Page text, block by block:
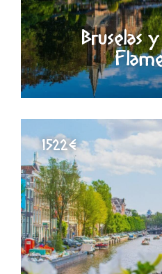
Bruselas
1522€